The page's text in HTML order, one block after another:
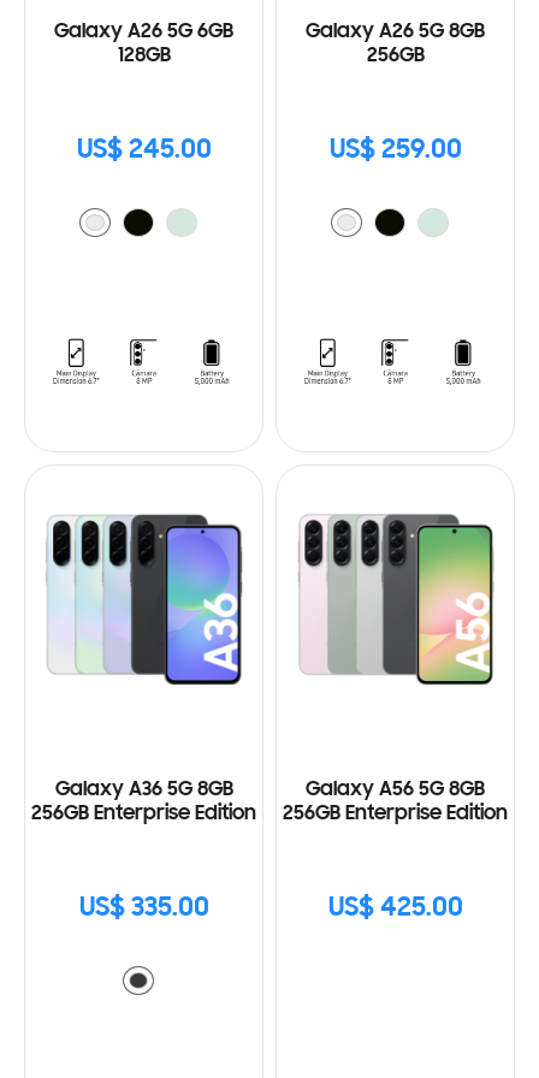
Galaxy A26 5G 6GB
128GB
US$ 245.00
Galaxy A26 5G 8GB
256GB
US$ 259.00
Galaxy A36 5G 8GB
256GB Enterprise Edition
US$ 335.00
Galaxy A56 5G 8GB
256GB Enterprise Edition
US$ 425.00